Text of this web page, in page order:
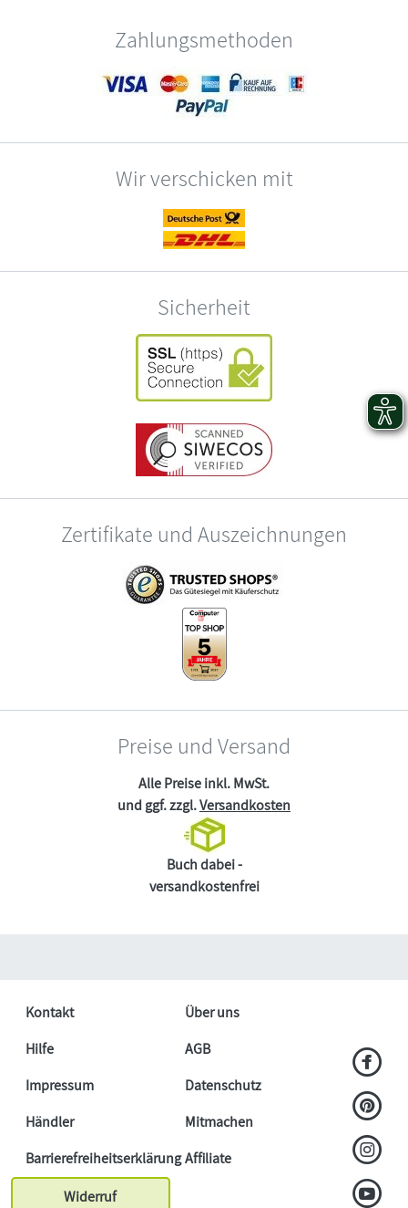
Zahlungsmethoden
Wir verschicken mit
Sicherheit
Zertifikate und Auszeichnungen
Preise und Versand
Alle Preise inkl. MwSt.
und ggf. zzgl.Versandkosten
Buch dabei -
versandkostenfrei
Kontakt
Über uns
Hilfe
AGB
Impressum
Datenschutz
Händler
Mitmachen
BarrierefreiheitserklärungAffiliate
Widerruf